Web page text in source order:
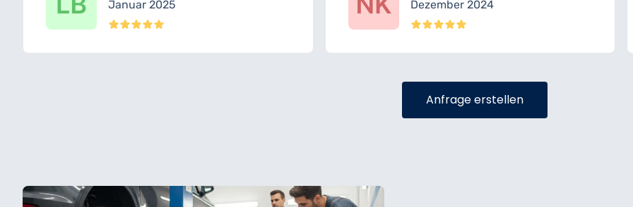
Anfrage erstellen